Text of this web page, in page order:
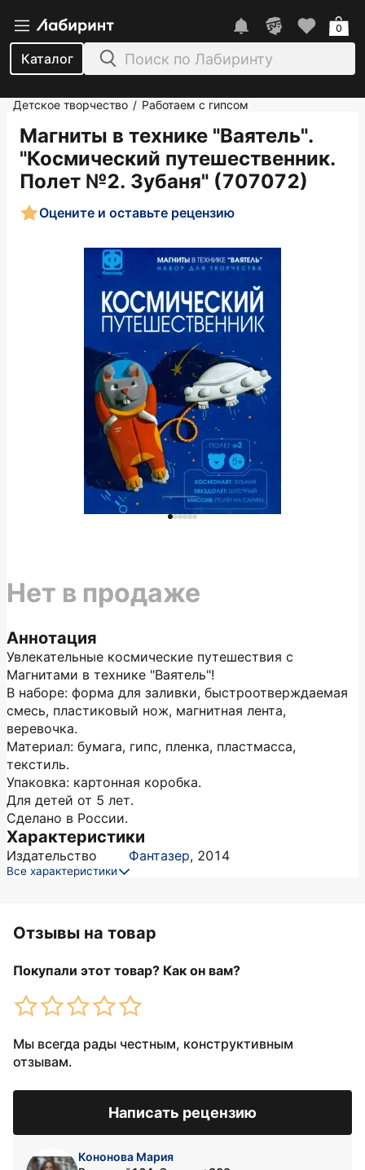
Каталог
0
Детское творчество / Работаем с гипсом
Магниты в технике "Ваятель".
"Космический путешественник.
Полет №2. Зубаня" (707072)
Оцените и оставьте рецензию
Аннотация
Увлекательные космические путешествия с
Магнитами в технике "Ваятель"!
В наборе: форма для заливки, быстроотверждаемая
смесь, пластиковый нож, магнитная лента,
веревочка.
Материал: бумага, гипс, пленка, пластмасса,
текстиль.
Упаковка: картонная коробка.
Для детей от 5 лет.
Сделано в России.
Характеристики
Издательство Фантазер, 2014
Все характеристики
Нет в продаже
Отзывы на товар
Покупали этот товар? Как он вам?
Мы всегда рады честным, конструктивным
отзывам.
Написать рецензию
Кононова Мария